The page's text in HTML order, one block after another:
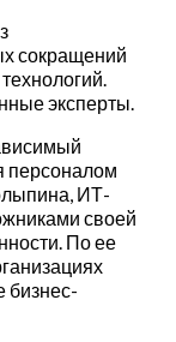
сокращений
эксперты.
персоналом
ИТ-
своей
По ее
бизнес-